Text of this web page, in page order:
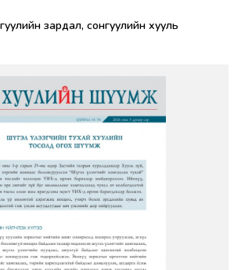
зардал, сонгуулийн хууль